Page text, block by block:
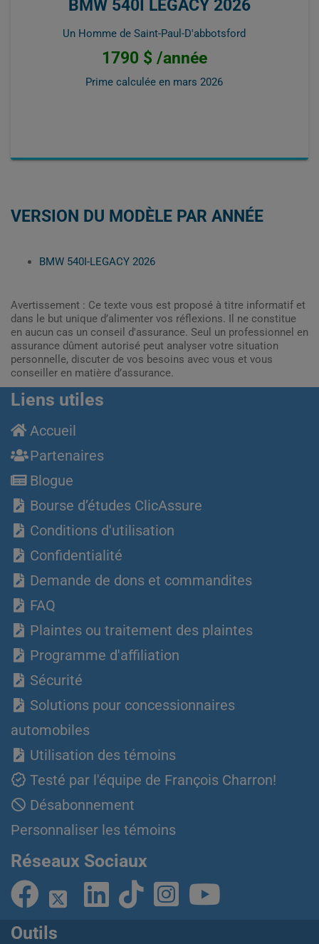
BMW 540I LEGACY 2026
Un Homme de Saint-Paul-D'abbotsford
1790 $ /année
Prime calculée en mars 2026
VERSION DU MODÈLE PAR ANNÉE
BMW 540I-LEGACY 2026
Avertissement : Ce texte vous est proposé à titre informatif et
dans le but unique d’alimenter vos réflexions. Il ne constitue
en aucun cas un conseil d'assurance. Seul un professionnel en
assurance dûment autorisé peut analyser votre situation
personnelle, discuter de vos besoins avec vous et vous
conseiller en matière d’assurance.
Liens utiles
Accueil
Partenaires
Blogue
Bourse d’études ClicAssure
Conditions d'utilisation
Confidentialité
Demande de dons et commandites
FAQ
Plaintes ou traitement des plaintes
Programme d'affiliation
Sécurité
Solutions pour concessionnaires
automobiles
Utilisation des témoins
Testé par l'équipe de François Charron!
Désabonnement
Personnaliser les témoins
Réseaux Sociaux
Outils